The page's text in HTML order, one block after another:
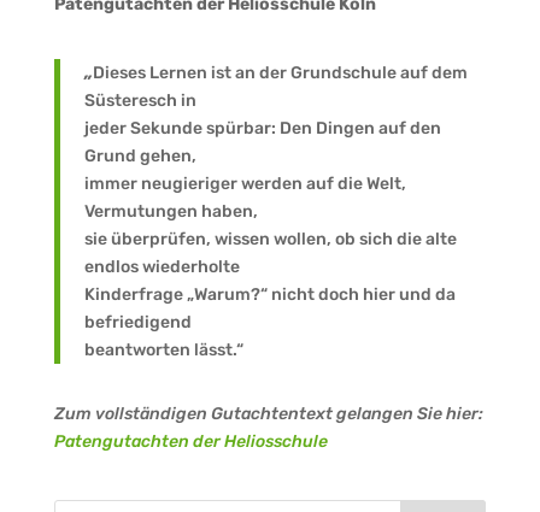
Patengutachten der Heliosschule Köln
„Dieses Lernen ist an der Grundschule auf dem
Süsteresch in
jeder Sekunde spürbar: Den Dingen auf den
Grund gehen,
immer neugieriger werden auf die Welt,
Vermutungen haben,
sie überprüfen, wissen wollen, ob sich die alte
endlos wiederholte
Kinderfrage „Warum?“ nicht doch hier und da
befriedigend
beantworten lässt.“
Zum vollständigen Gutachtentext gelangen Sie hier:
Patengutachten der Heliosschule